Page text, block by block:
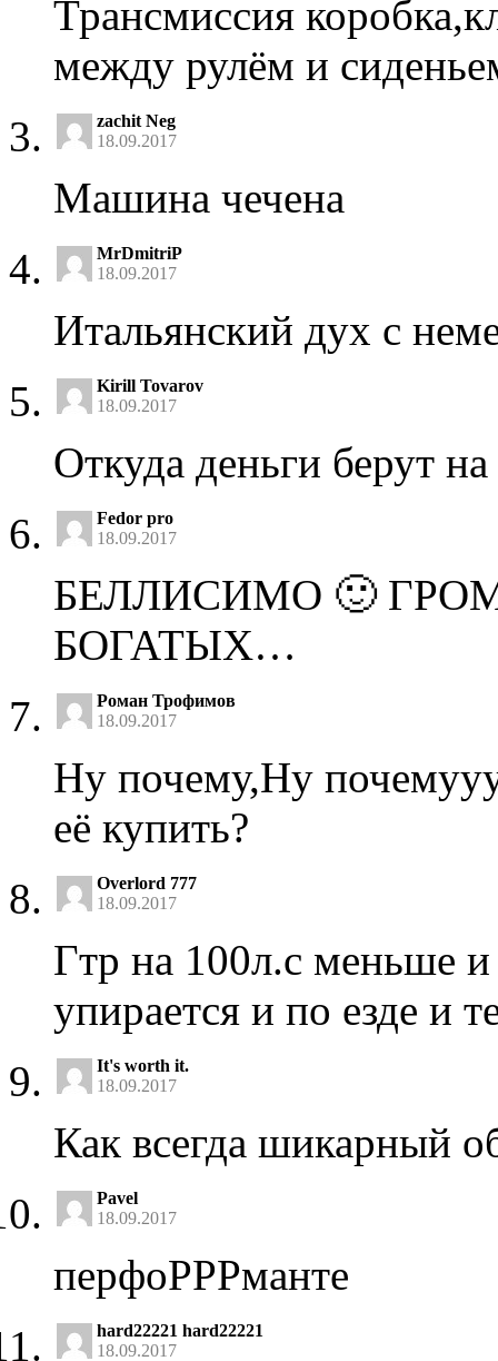
Трансмиссия
между рулём и
zachit Neg
18.09.2017
Машина чечена
MrDmitriP
18.09.2017
Итальянский дух с
Kirill Tovarov
18.09.2017
Откуда деньги берут
Fedor pro
18.09.2017
БЕЛЛИСИМО 🙂
БОГАТЫХ…
Роман Трофимов
18.09.2017
Ну почему,Ну
её купить?
Overlord 777
18.09.2017
Гтр на 100л.с меньше и
упирается и по езде и
It's worth it.
18.09.2017
Как всегда шикарный
Pavel
18.09.2017
перфоРРРманте
hard22221 hard22221
18.09.2017